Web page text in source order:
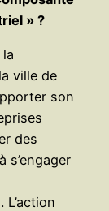
» ?
ville de
son
des
s’engager